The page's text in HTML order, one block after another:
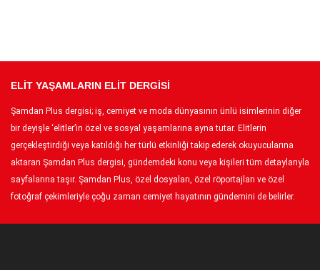
ELİT YAŞAMLARIN ELİT DERGİSİ
Şamdan Plus dergisi; iş, cemiyet ve moda dünyasının ünlü isimlerinin diğer
bir deyişle ‘elitler’in özel ve sosyal yaşamlarına ayna tutar. Elitlerin
gerçekleştirdiği veya katıldığı her türlü etkinliği takip ederek okuyucularına
aktaran Şamdan Plus dergisi, gündemdeki konu veya kişileri tüm detaylarıyla
sayfalarına taşır. Şamdan Plus, özel dosyaları, özel röportajları ve özel
fotoğraf çekimleriyle çoğu zaman cemiyet hayatının gündemini de belirler.